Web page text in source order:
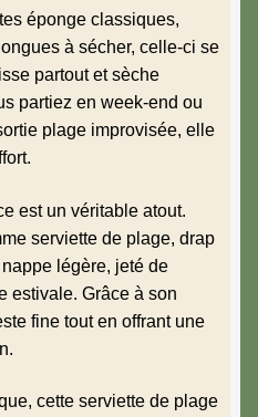
éponge classiques,
à sécher, celle-ci se
partout et sèche
partiez en week-end ou
plage improvisée, elle
est un véritable atout.
serviette de plage, drap
légère, jeté de
estivale. Grâce à son
fine tout en offrant une
cette serviette de plage